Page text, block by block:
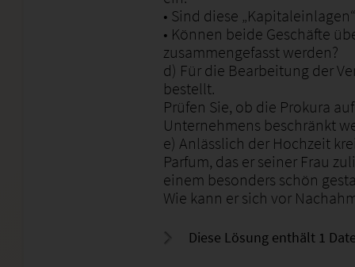
• Sind diese
• Können beide Geschäfte
zusammengefasst werden?
d) Für die Bearbeitung der
bestellt.
Prüfen Sie, ob die Prokura
Unternehmens beschränkt
e) Anlässlich der Hochzeit
Parfum, das er seiner Frau
einem besonders schön
Wie kann er sich vor
Diese Lösung enthält 1